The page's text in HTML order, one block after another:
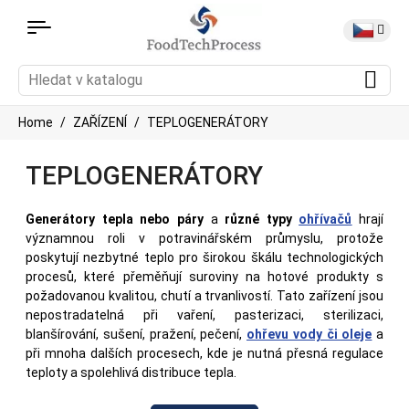
Home ZAŘÍZENÍ TEPLOGENERÁTORY
TEPLOGENERÁTORY
Generátory tepla nebo párya různé typy ohřívačů hrají
významnou roli v potravinářském průmyslu, protože
poskytují nezbytné teplo pro širokou škálu technologických
procesů, které přeměňují suroviny na hotové produkty s
požadovanou kvalitou, chutí a trvanlivostí. Tato zařízení jsou
nepostradatelná při vaření, pasterizaci, sterilizaci,
blanšírování, sušení, pražení, pečení, ohřevu vody či oleje a
při mnoha dalších procesech, kde je nutná přesná regulace
teploty a spolehlivá distribuce tepla.
Generátory zajišťují spolehlivý zdroj páry, zatímco